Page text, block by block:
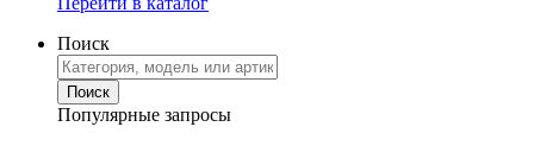
Поиск
Популярные запросы